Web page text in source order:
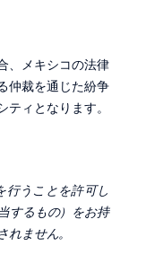
、メキシコの法律
仲裁を通じた紛争
ィとなります。
うことを許可し
するもの）をお持
れません。